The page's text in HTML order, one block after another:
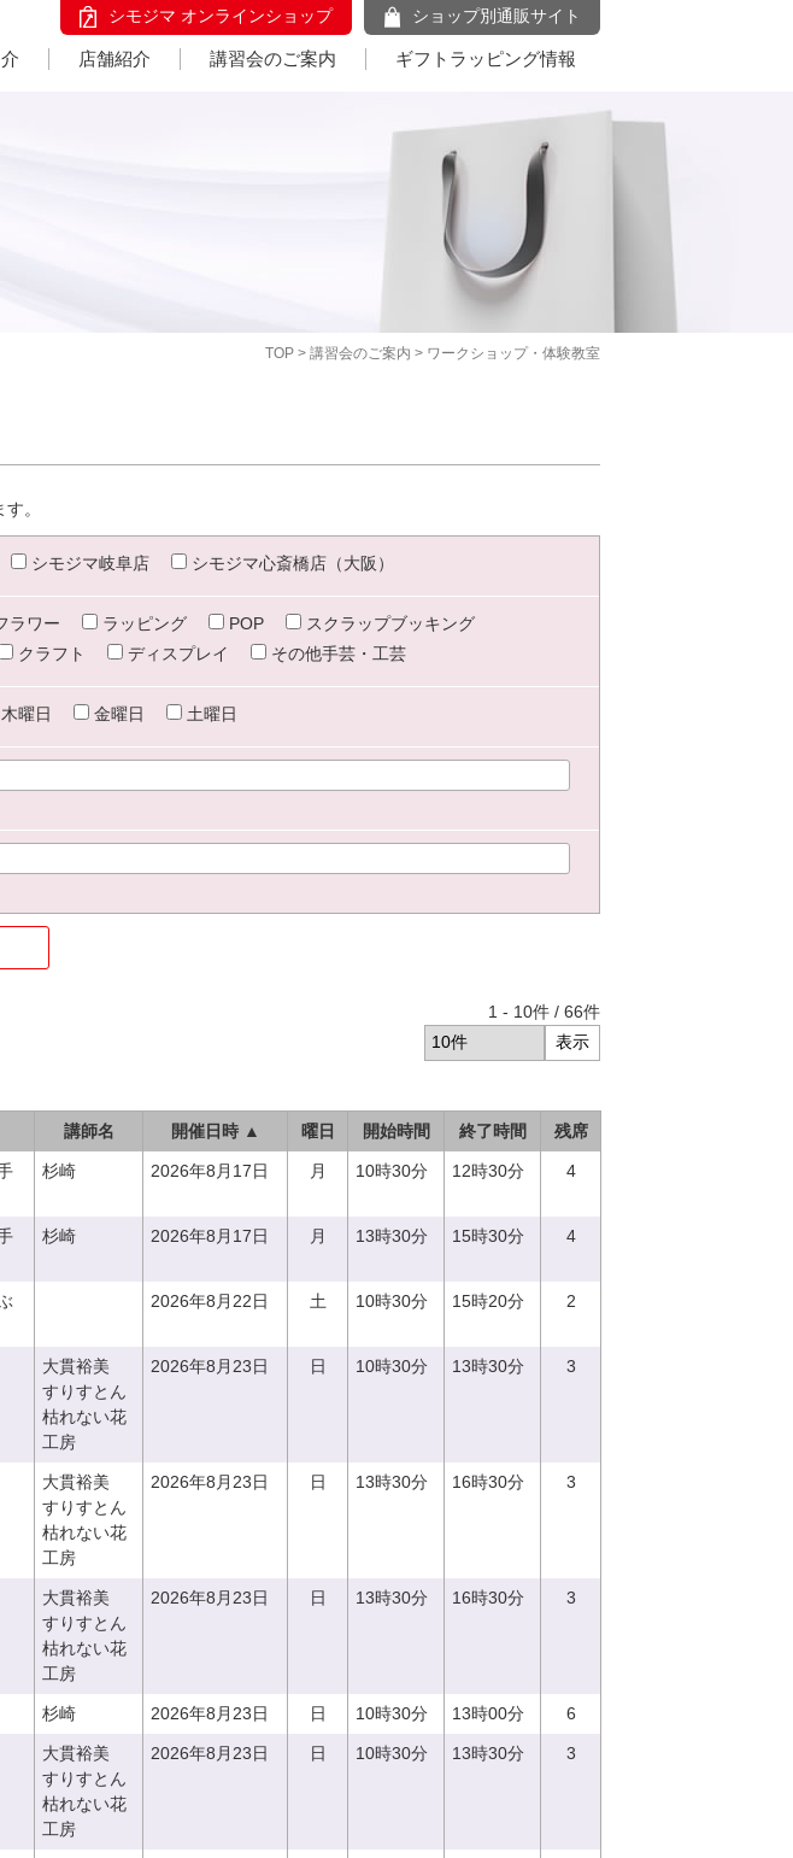
シモジマ オンラインショップ ショップ別通販サイト
店舗紹介 講習会のご案内 ギフトラッピング情報
TOP > 講習会のご案内 > ワークショップ・体験教室
。
シモジマ岐阜店 シモジマ心斎橋店（大阪）
ラワー ラッピング POP
スクラップブッキング
クラフト ディスプレイ その他手芸・工芸
木曜日 金曜日 土曜日
1 - 10件 / 66件
講師名 開催日時 ▲ 曜日 開始時間 終了時間 残席
杉崎 2026年8月17日 月 10時30分 12時30分 4
杉崎 2026年8月17日 月 13時30分 15時30分 4
2026年8月22日 土 10時30分 15時20分 2
大貫裕美
すりすとん
枯れない花
工房
2026年8月23日 日 10時30分 13時30分 3
大貫裕美
すりすとん
枯れない花
工房
2026年8月23日 日 13時30分 16時30分 3
大貫裕美
すりすとん
枯れない花
工房
2026年8月23日 日 13時30分 16時30分 3
杉崎 2026年8月23日 日 10時30分 13時00分 6
大貫裕美
すりすとん
枯れない花
工房
2026年8月23日 日 10時30分 13時30分 3